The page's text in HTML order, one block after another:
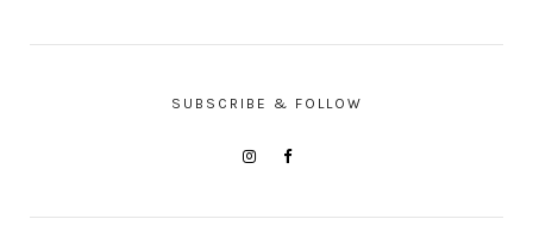
SUBSCRIBE & FOLLOW